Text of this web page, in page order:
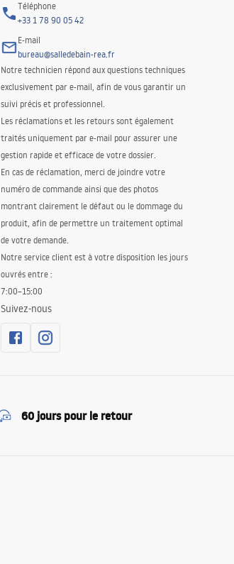
Téléphone
+33 1 78 90 05 42
E-mail
bureau@salledebain-rea.fr
Notre technicien répond aux questions techniques
exclusivement par e-mail, afin de vous garantir un
suivi précis et professionnel.
Les réclamations et les retours sont également
traités uniquement par e-mail pour assurer une
gestion rapide et efficace de votre dossier.
En cas de réclamation, merci de joindre votre
numéro de commande ainsi que des photos
montrant clairement le défaut ou le dommage du
produit, afin de permettre un traitement optimal
de votre demande.
Notre service client est à votre disposition les jours
ouvrés entre :
7:00–15:00
Suivez-nous
60 jours pour le retour